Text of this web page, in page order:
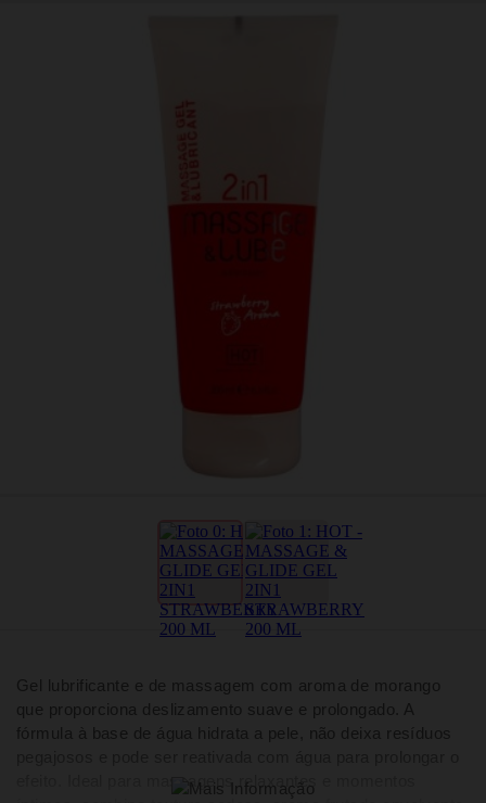
Gel lubrificante e de massagem com aroma de morango
que proporciona deslizamento suave e prolongado. A
fórmula à base de água hidrata a pele, não deixa resíduos
efeito. Ideal para massagens relaxantes e momentos